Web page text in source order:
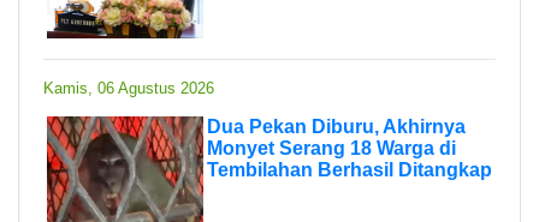
Kamis, 06 Agustus 2026
Dua Pekan Diburu, Akhirnya
Monyet Serang 18 Warga di
Tembilahan Berhasil Ditangkap